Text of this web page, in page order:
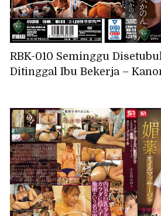
RBK-010 Seminggu
Ditinggal Ibu Bekerja –